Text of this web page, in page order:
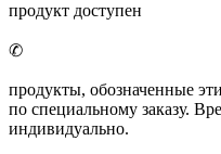
продукт доступен
✆
продукты, обозначенные
по специальному заказу.
индивидуально.